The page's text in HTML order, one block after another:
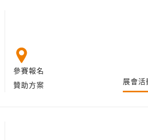
參賽報名
贊助方案
展會活